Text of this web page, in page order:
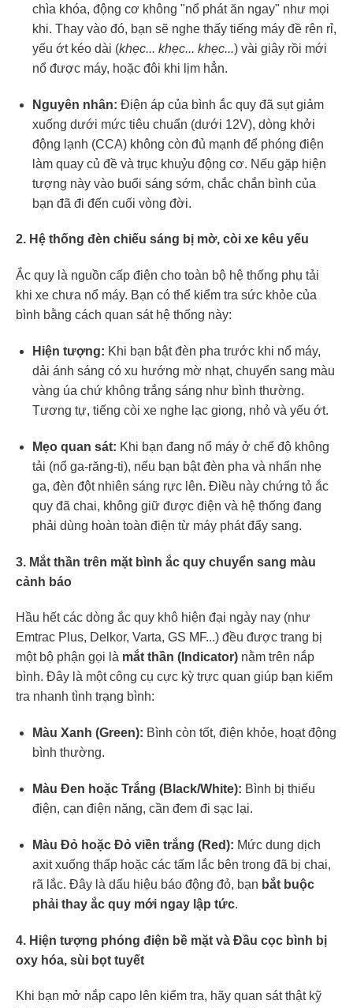
chìa khóa, động cơ không "nổ phát ăn ngay" như mọi
khi. Thay vào đó, bạn sẽ nghe thấy tiếng máy đề rên rỉ,
yếu ớt kéo dài (khẹc... khẹc... khẹc...) vài giây rồi mới
nổ được máy, hoặc đôi khi lịm hẳn.
Nguyên nhân: Điện áp của bình ắc quy đã sụt giảm
xuống dưới mức tiêu chuẩn (dưới 12V), dòng khởi
động lạnh (CCA) không còn đủ mạnh để phóng điện
làm quay củ đề và trục khuỷu động cơ. Nếu gặp hiện
tượng này vào buổi sáng sớm, chắc chắn bình của
bạn đã đi đến cuối vòng đời.
2. Hệ thống đèn chiếu sáng bị mờ, còi xe kêu yếu
Ắc quy là nguồn cấp điện cho toàn bộ hệ thống phụ tải
khi xe chưa nổ máy. Bạn có thể kiểm tra sức khỏe của
bình bằng cách quan sát hệ thống này:
Hiện tượng: Khi bạn bật đèn pha trước khi nổ máy,
dải ánh sáng có xu hướng mờ nhạt, chuyển sang màu
vàng úa chứ không trắng sáng như bình thường.
Tương tự, tiếng còi xe nghe lạc giọng, nhỏ và yếu ớt.
Mẹo quan sát: Khi bạn đang nổ máy ở chế độ không
tải (nổ ga-răng-ti), nếu bạn bật đèn pha và nhấn nhẹ
ga, đèn đột nhiên sáng rực lên. Điều này chứng tỏ ắc
quy đã chai, không giữ được điện và hệ thống đang
phải dùng hoàn toàn điện từ máy phát đẩy sang.
3. Mắt thần trên mặt bình ắc quy chuyển sang màu
cảnh báo
Hầu hết các dòng ắc quy khô hiện đại ngày nay (như
Emtrac Plus, Delkor, Varta, GS MF...) đều được trang bị
một bộ phận gọi là mắt thần (Indicator) nằm trên nắp
bình. Đây là một công cụ cực kỳ trực quan giúp bạn kiểm
tra nhanh tình trạng bình:
Màu Xanh (Green): Bình còn tốt, điện khỏe, hoạt động
bình thường.
Màu Đen hoặc Trắng (Black/White): Bình bị thiếu
điện, cạn điện năng, cần đem đi sạc lại.
Màu Đỏ hoặc Đỏ viền trắng (Red): Mức dung dịch
axit xuống thấp hoặc các tấm lắc bên trong đã bị chai,
rã lắc. Đây là dấu hiệu báo động đỏ, bạn bắt buộc
phải thay ắc quy mới ngay lập tức.
4. Hiện tượng phóng điện bề mặt và Đầu cọc bình bị
oxy hóa, sùi bọt tuyết
Khi bạn mở nắp capo lên kiểm tra, hãy quan sát thật kỹ